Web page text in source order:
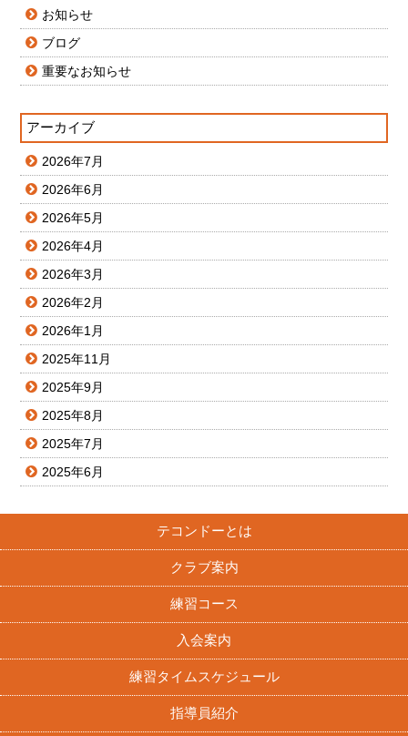
お知らせ
ブログ
重要なお知らせ
アーカイブ
2026年7月
2026年6月
2026年5月
2026年4月
2026年3月
2026年2月
2026年1月
2025年11月
2025年9月
2025年8月
2025年7月
2025年6月
テコンドーとは
クラブ案内
練習コース
入会案内
練習タイムスケジュール
指導員紹介